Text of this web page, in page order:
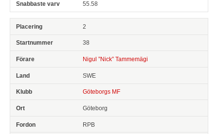
55.58
2
38
Nigul ”Nick” Tammemägi
SWE
Göteborgs MF
Göteborg
RPB